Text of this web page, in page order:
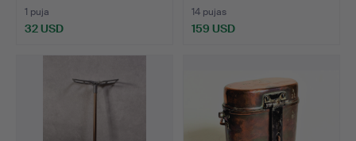
1 puja
32 USD
14 pujas
159 USD